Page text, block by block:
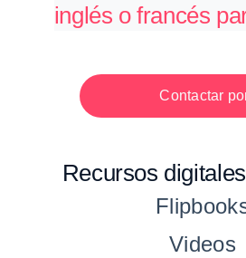
inglés o francés
Contactar
Recursos
Videos